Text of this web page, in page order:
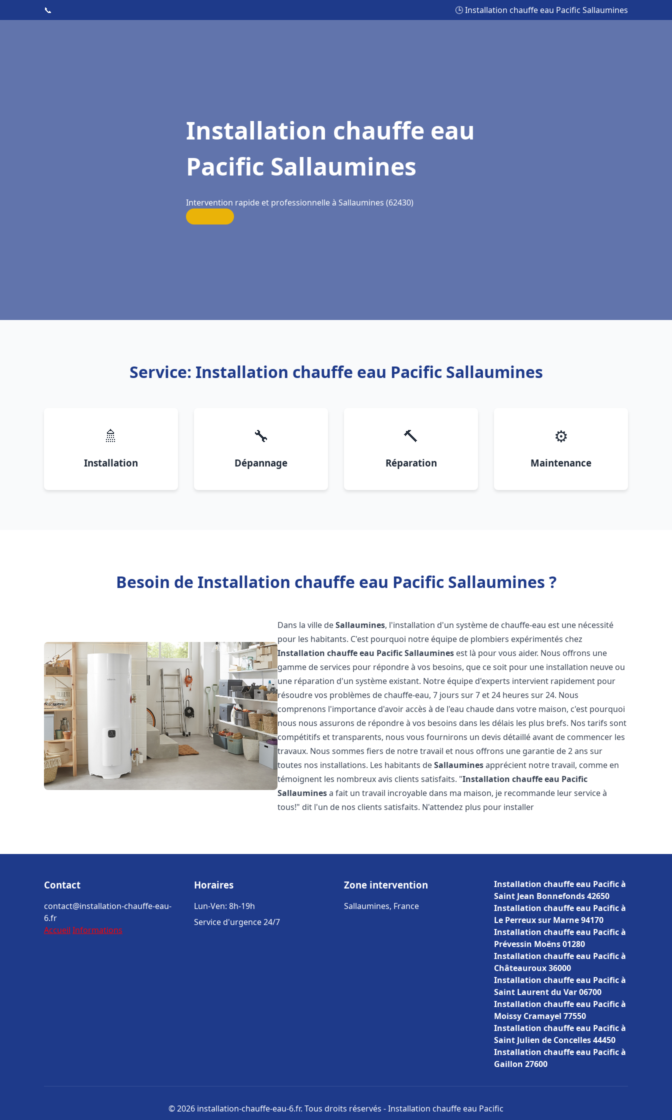
📞 🕒 Installation chauffe eau Pacific Sallaumines
Installation chauffe eau
Pacific Sallaumines
Intervention rapide et professionnelle à Sallaumines (62430)
Service: Installation chauffe eau Pacific Sallaumines
🚿
Installation
🔧
Dépannage
🔨
Réparation
⚙️
Maintenance
Besoin de Installation chauffe eau Pacific Sallaumines ?
Dans la ville deSallaumines, l'installation d'un système de chauffe-eau est une nécessité
pour les habitants. C'est pourquoi notre équipe de plombiers expérimentés chez
Installation chauffe eau PacificSallaumines est là pour vous aider. Nous offrons une
gamme de services pour répondre à vos besoins, que ce soit pour une installation neuve ou
une réparation d'un système existant. Notre équipe d'experts intervient rapidement pour
résoudre vos problèmes de chauffe-eau, 7 jours sur 7 et 24 heures sur 24. Nous
comprenons l'importance d'avoir accès à de l'eau chaude dans votre maison, c'est pourquoi
nous nous assurons de répondre à vos besoins dans les délais les plus brefs. Nos tarifs sont
compétitifs et transparents, nous vous fournirons un devis détaillé avant de commencer les
travaux. Nous sommes fiers de notre travail et nous offrons une garantie de 2 ans sur
toutes nos installations. Les habitants deSallauminesapprécient notre travail, comme en
témoignent les nombreux avis clients satisfaits. "Installation chauffe eau Pacific
Sallauminesa fait un travail incroyable dans ma maison, je recommande leur service à
tous!" dit l'un de nos clients satisfaits. N'attendez plus pour installer
Contact
contact@installation-chauffe-eau-
6.fr
Accueil Informations
Horaires
Lun-Ven: 8h-19h
Service d'urgence 24/7
Zone intervention
Sallaumines, France
Installation chauffe eau Pacific à
Saint Jean Bonnefonds 42650
Installation chauffe eau Pacific à
Le Perreux sur Marne 94170
Installation chauffe eau Pacific à
Prévessin Moëns 01280
Installation chauffe eau Pacific à
Châteauroux 36000
Installation chauffe eau Pacific à
Saint Laurent du Var 06700
Installation chauffe eau Pacific à
Moissy Cramayel 77550
Installation chauffe eau Pacific à
Saint Julien de Concelles 44450
Installation chauffe eau Pacific à
Gaillon 27600
© 2026 installation-chauffe-eau-6.fr. Tous droits réservés - Installation chauffe eau Pacific